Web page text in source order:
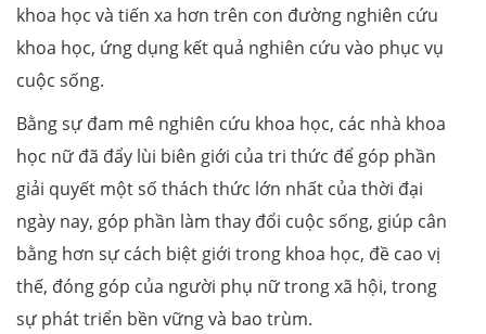
khoa học và tiến xa hơn trên con đường nghiên cứu
khoa học, ứng dụng kết quả nghiên cứu vào phục vụ
cuộc sống.
Bằng sự đam mê nghiên cứu khoa học, các nhà khoa
học nữ đã đẩy lùi biên giới của tri thức để góp phần
giải quyết một số thách thức lớn nhất của thời đại
ngày nay, góp phần làm thay đổi cuộc sống, giúp cân
bằng hơn sự cách biệt giới trong khoa học, đề cao vị
thế, đóng góp của người phụ nữ trong xã hội, trong
sự phát triển bền vững và bao trùm.